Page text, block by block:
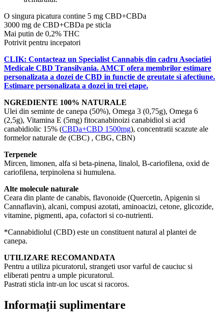
O singura picatura contine 5 mg CBD+CBDa
3000 mg de CBD+CBDa pe sticla
Mai putin de 0,2% THC
Potrivit pentru incepatori
CLIK: Contacteaz un Specialist Cannabis din cadru Asociatiei
Medicale CBD Transilvania. AMCT ofera membrilor estimare
personalizata a dozei de CBD in functie de greutate si afectiune.
Estimare personalizata a dozei in trei etape.
NGREDIENTE 100% NATURALE
Ulei din seminte de canepa (50%), Omega 3 (0,75g), Omega 6
(2,5g), Vitamina E (5mg) fitocanabinoizi canabidiol si acid
canabidiolic 15% (CBDa+CBD 1500mg), concentratii scazute ale
formelor naturale de (CBC) , CBG, CBN)
Terpenele
Mircen, limonen, alfa si beta-pinena, linalol, B-cariofilena, oxid de
cariofilena, terpinolena si humulena.
Alte molecule naturale
Ceara din plante de canabis, flavonoide (Quercetin, Apigenin si
Cannaflavin), alcani, compusi azotati, aminoacizi, cetone, glicozide,
vitamine, pigmenti, apa, cofactori si co-nutrienti.
*Cannabidiolul (CBD) este un constituent natural al plantei de
canepa.
UTILIZARE RECOMANDATA
Pentru a utiliza picuratorul, strangeti usor varful de cauciuc si
eliberati pentru a umple picuratorul.
Pastrati sticla intr-un loc uscat si racoros.
Informații suplimentare